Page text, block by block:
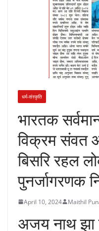
धर्म-संस्कृति
भारतक
विक्रम
बिसरि रहल
पुनर्जागरणक
April 10, 2024 Maithil
अजय नाथ झा